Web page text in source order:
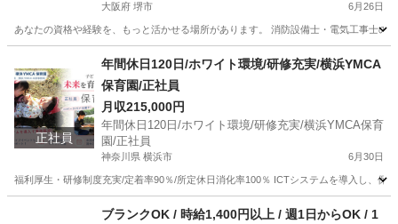
大阪府 堺市 6月26日
あなたの資格や経験を、もっと活かせる場所があります。 消防設備士・電気工事士
メンテナンス 病院
正社員
年間休日120日/ホワイト環境/研修充実/横浜YMCA
保育園/正社員
月収215,000円
年間休日120日/ホワイト環境/研修充実/横浜YMCA保育
園/正社員
神奈川県 横浜市 6月30日
福利厚生・研修制度充実/定着率90％/所定休日消化率100％ ICTシステムを導入し、保
保育士 保育園
ブランクOK / 時給1,400円以上 / 週1日からOK / 1